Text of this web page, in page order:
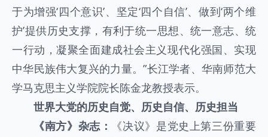
于为增强‘四个意识’、坚定‘四个自信’、做到‘两个维
护’提供历史支撑，有利于统一思想、统一意志、统
一行动，凝聚全面建成社会主义现代化强国、实现
中华民族伟大复兴的力量。”长江学者、华南师范大
学马克思主义学院院长陈金龙教授表示。
世界大党的历史自觉、历史自信、历史担当
《南方》杂志：
《决议》是党史上第三份重要